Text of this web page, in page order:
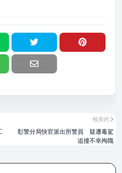
較新的
彰警分局快官派出所警員 疑遭毒駕
追撞不幸殉職